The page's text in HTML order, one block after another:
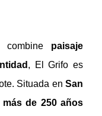
combine paisaje
, El Grifo es
Situada en San
más de 250 años